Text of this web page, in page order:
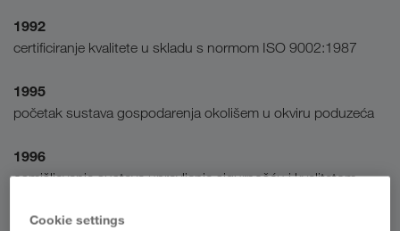
1992
certificiranje kvalitete u skladu s normom ISO 9002:1987
1995
početak sustava gospodarenja okolišem u okviru poduzeća
1996
osmišljavanje sustava upravljanja sigurnošću i kvalitetom
1997
Cookie settings